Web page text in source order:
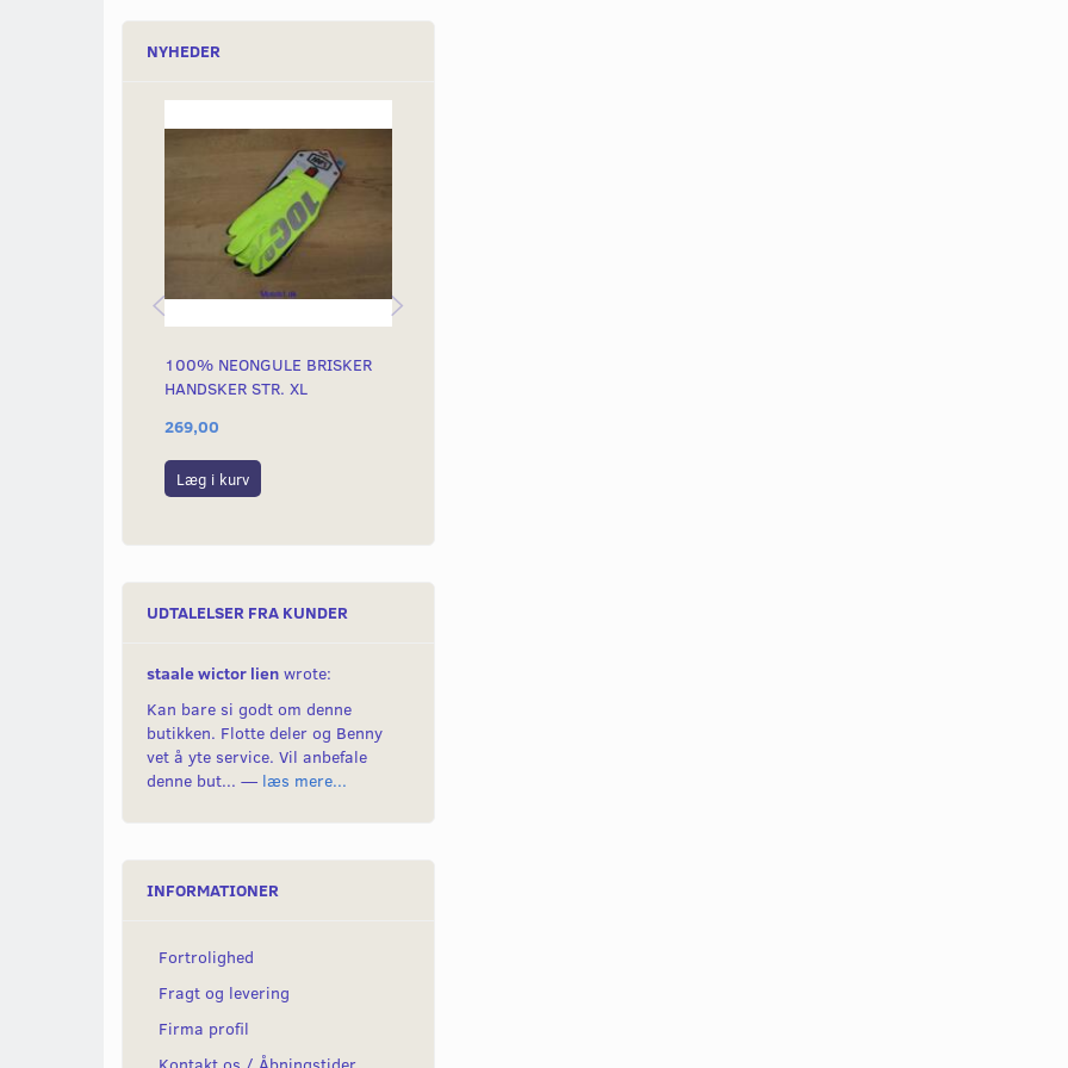
NYHEDER
100% NEONGULE BRISKER
HANDSKER STR. XL
269,00
Læg i kurv
UDTALELSER FRA KUNDER
staale wictor lien wrote:
Kan bare si godt om denne
butikken. Flotte deler og Benny
vet å yte service. Vil anbefale
denne but... — læs mere...
INFORMATIONER
Fortrolighed
Fragt og levering
Firma profil